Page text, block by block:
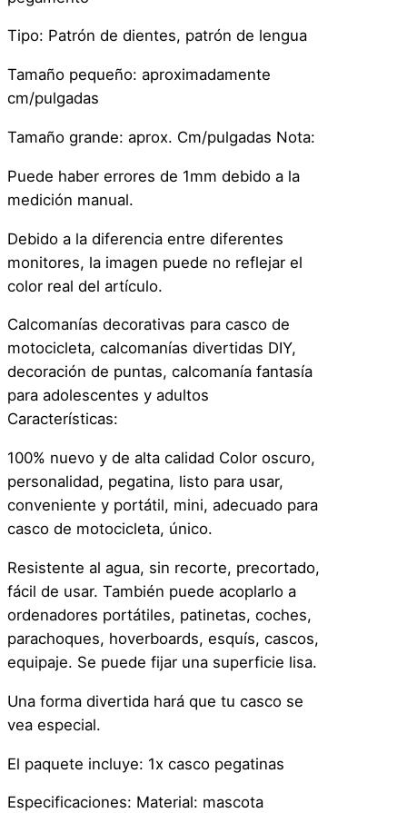
s
a
P
e
u
e
ñ
c
a
n
d
a
d
Tipo: Patrón de dientes, patrón de lengua
Tamaño pequeño: aproximadamente
cm/pulgadas
Tamaño grande: aprox. Cm/pulgadas Nota:
Puede haber errores de 1mm debido a la
medición manual.
Debido a la diferencia entre diferentes
monitores, la imagen puede no reflejar el
color real del artículo.
Calcomanías decorativas para casco de
motocicleta, calcomanías divertidas DIY,
decoración de puntas, calcomanía fantasía
para adolescentes y adultos
Características:
100% nuevo y de alta calidad Color oscuro,
personalidad, pegatina, listo para usar,
conveniente y portátil, mini, adecuado para
casco de motocicleta, único.
Resistente al agua, sin recorte, precortado,
fácil de usar. También puede acoplarlo a
ordenadores portátiles, patinetas, coches,
parachoques, hoverboards, esquís, cascos,
equipaje. Se puede fijar una superficie lisa.
Una forma divertida hará que tu casco se
vea especial.
El paquete incluye: 1x casco pegatinas
Especificaciones: Material: mascota